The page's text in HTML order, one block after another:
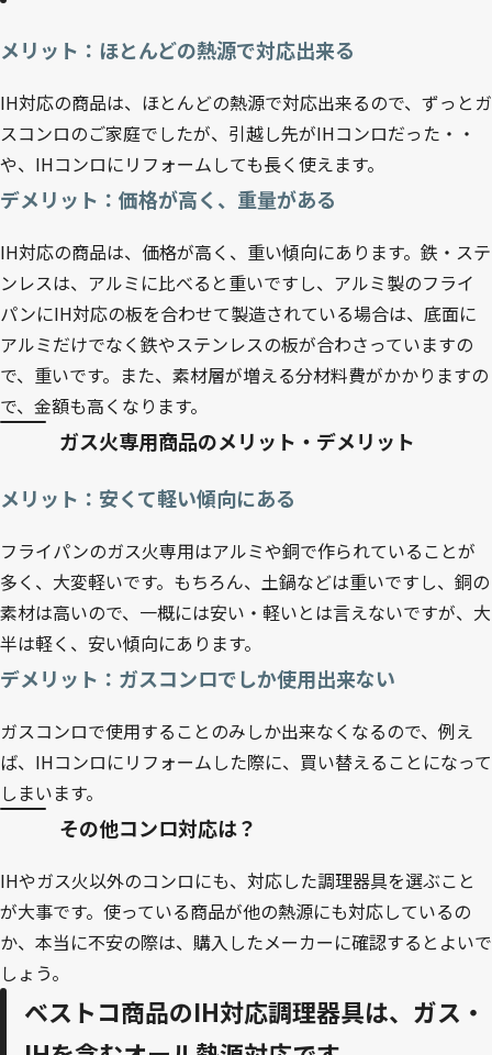
メリット：ほとんどの熱源で対応出来る
IH対応の商品は、ほとんどの熱源で対応出来るので、ずっとガ
スコンロのご家庭でしたが、引越し先がIHコンロだった・・
や、IHコンロにリフォームしても長く使えます。
デメリット：価格が高く、重量がある
IH対応の商品は、価格が高く、重い傾向にあります。鉄・ステ
ンレスは、アルミに比べると重いですし、アルミ製のフライ
パンにIH対応の板を合わせて製造されている場合は、底面に
アルミだけでなく鉄やステンレスの板が合わさっていますの
で、重いです。また、素材層が増える分材料費がかかりますの
で、金額も高くなります。
ガス火専用商品のメリット・デメリット
メリット：安くて軽い傾向にある
フライパンのガス火専用はアルミや銅で作られていることが
多く、大変軽いです。もちろん、土鍋などは重いですし、銅の
素材は高いので、一概には安い・軽いとは言えないですが、大
半は軽く、安い傾向にあります。
デメリット：ガスコンロでしか使用出来ない
ガスコンロで使用することのみしか出来なくなるので、例え
ば、IHコンロにリフォームした際に、買い替えることになって
しまいます。
その他コンロ対応は？
IHやガス火以外のコンロにも、対応した調理器具を選ぶこと
が大事です。使っている商品が他の熱源にも対応しているの
か、本当に不安の際は、購入したメーカーに確認するとよいで
しょう。
ベストコ商品のIH対応調理器具は、ガス・